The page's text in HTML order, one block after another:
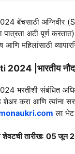
बॅचसाठी अग्निवीर
पात्रता अटी पूर्ण
आणि महिलांसाठी
|भारतीय
संबंधित अधिक
शेअर करा आणि त्यांना
ला भेट
शेवटची तारीख: 05 जून